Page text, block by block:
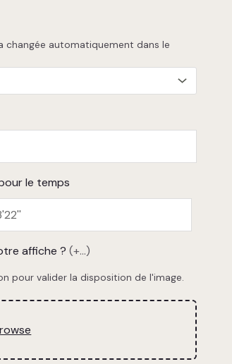
changée automatiquement dans le
le temps
affiche ? (+...)
pour valider la disposition de l'image.